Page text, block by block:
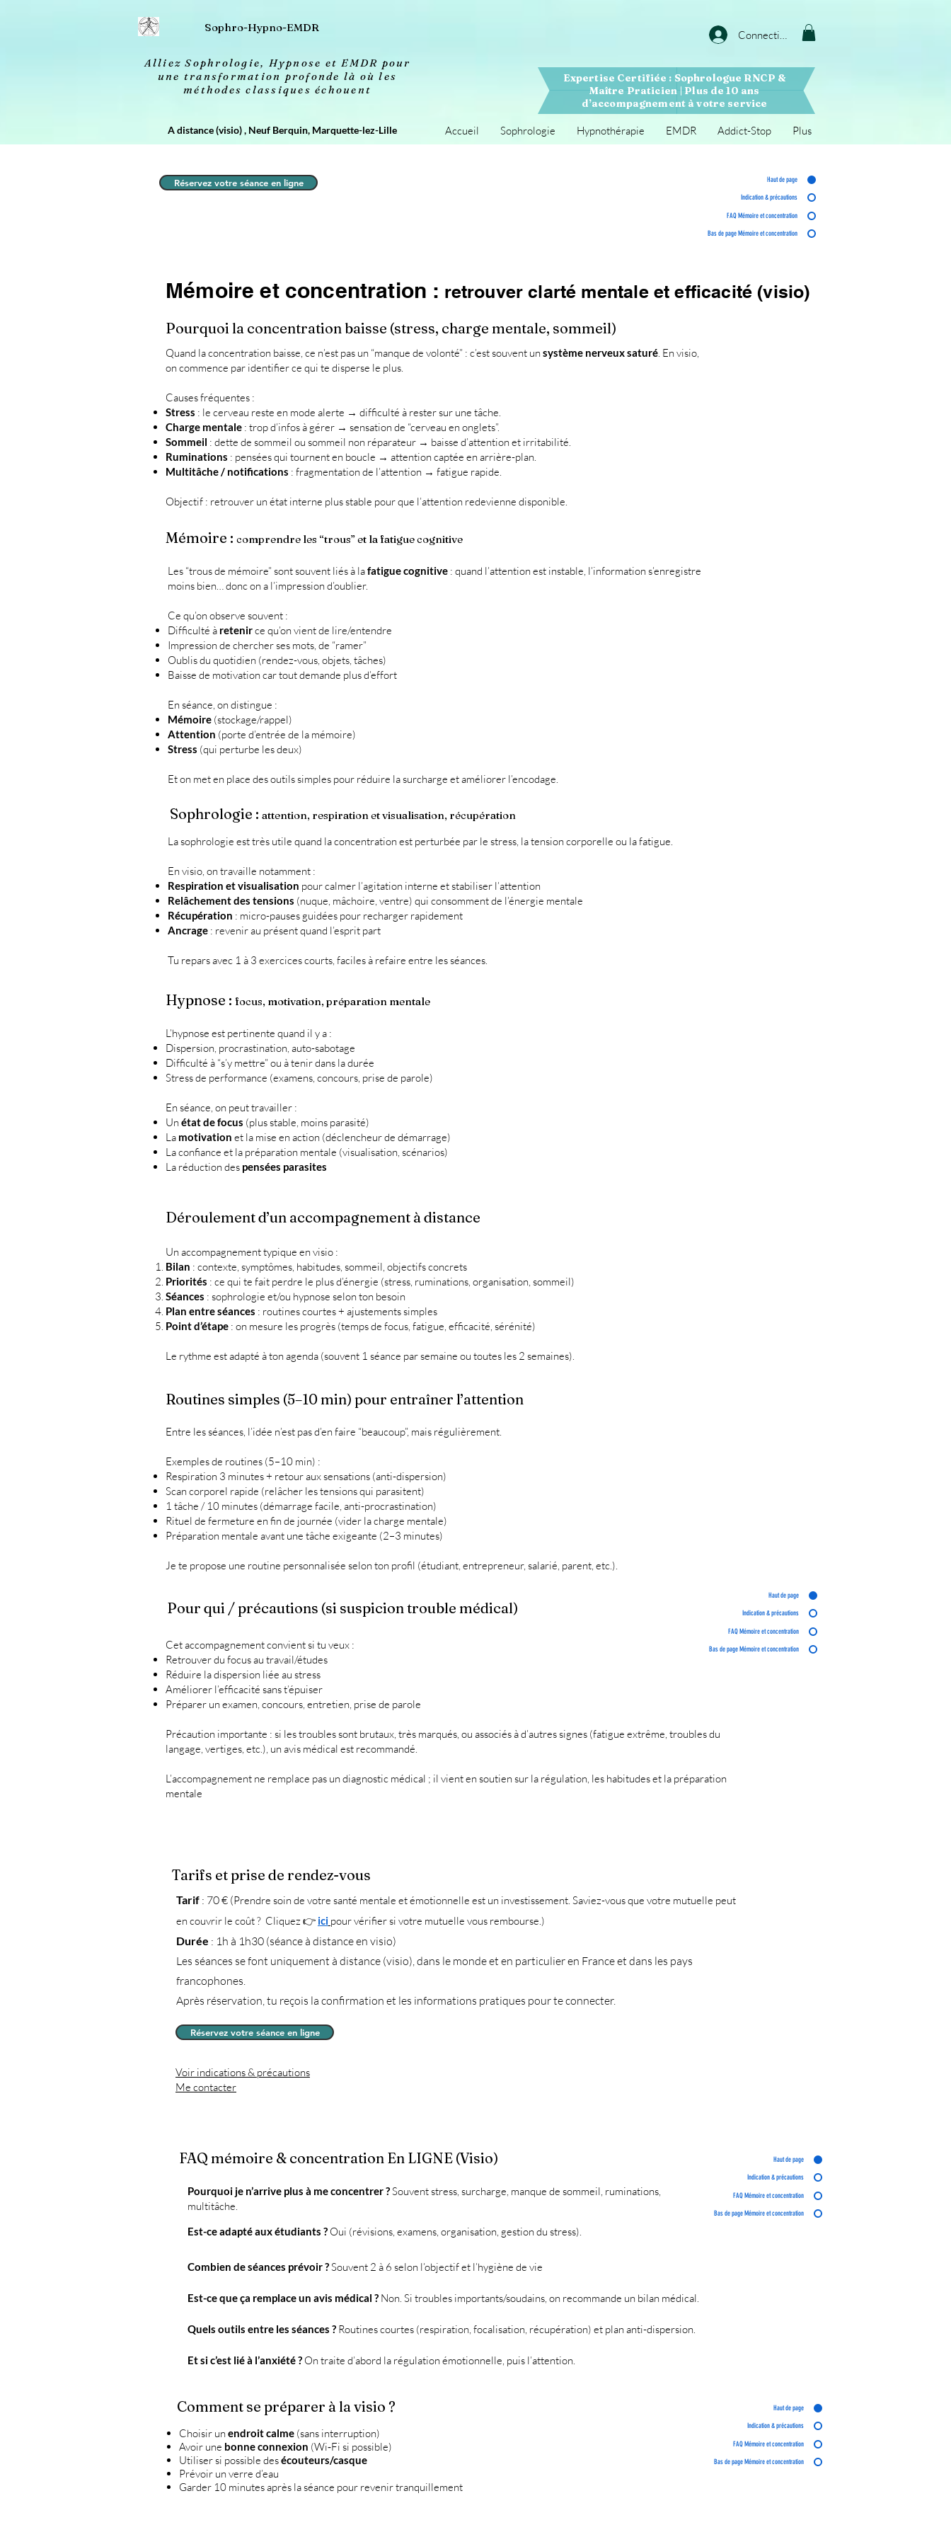
Sophro-Hypno-EMDR
Alliez Sophrologie, Hypnose et EMDR pour
une transformation profonde là où les
méthodes classiques échouent
Connection
Expertise Certifiée : Sophrologue RNCP &
Maître Praticien | Plus de 10 ans
d’accompagnement à votre service
A distance (visio) , Neuf Berquin, Marquette-lez-Lille Accueil Sophrologie Hypnothérapie EMDR Addict-Stop Plus
Réservez votre séance en ligne Haut de page
Indication & précautions
FAQ Mémoire et concentration
Bas de page Mémoire et concentration
Mémoire et concentration : retrouver clarté mentale et efficacité (visio)
Pourquoi la concentration baisse (stress, charge mentale, sommeil)
Quand la concentration baisse, ce n’est pas un “manque de volonté” : c’est souvent un système nerveux saturé. En visio,
on commence par identifier ce qui te disperse le plus.
Causes fréquentes :
Stress : le cerveau reste en mode alerte → difficulté à rester sur une tâche.
Charge mentale : trop d’infos à gérer → sensation de “cerveau en onglets”.
Sommeil : dette de sommeil ou sommeil non réparateur → baisse d’attention et irritabilité.
Ruminations : pensées qui tournent en boucle → attention captée en arrière-plan.
Multitâche / notifications : fragmentation de l’attention → fatigue rapide.
Objectif : retrouver un état interne plus stable pour que l’attention redevienne disponible.
Mémoire : comprendre les “trous” et la fatigue cognitive
Les “trous de mémoire” sont souvent liés à lafatigue cognitive : quand l’attention est instable, l’information s’enregistre
moins bien… donc on a l’impression d’oublier.
Ce qu’on observe souvent :
Difficulté à retenirce qu’on vient de lire/entendre
Impression de chercher ses mots, de “ramer”
Oublis du quotidien (rendez-vous, objets, tâches)
Baisse de motivation car tout demande plus d’effort
En séance, on distingue :
Mémoire (stockage/rappel)
Attention (porte d’entrée de la mémoire)
Stress (qui perturbe les deux)
Et on met en place des outils simples pour réduire la surcharge et améliorer l’encodage.
Sophrologie : attention, respiration et visualisation, récupération
La sophrologie est très utile quand la concentration est perturbée par le stress, la tension corporelle ou la fatigue.
En visio, on travaille notamment :
Respiration et visualisation pour calmer l’agitation interne et stabiliser l’attention
Relâchement des tensions (nuque, mâchoire, ventre) qui consomment de l’énergie mentale
Récupération : micro-pauses guidées pour recharger rapidement
Ancrage : revenir au présent quand l’esprit part
Tu repars avec 1 à 3 exercices courts, faciles à refaire entre les séances.
Hypnose : focus, motivation, préparation mentale
L’hypnose est pertinente quand il y a :
Dispersion, procrastination, auto-sabotage
Difficulté à “s’y mettre” ou à tenir dans la durée
Stress de performance (examens, concours, prise de parole)
En séance, on peut travailler :
Un état de focus (plus stable, moins parasité)
La motivation et la mise en action (déclencheur de démarrage)
La confiance et la préparation mentale (visualisation, scénarios)
La réduction des pensées parasites
Déroulement d’un accompagnement à distance
Un accompagnement typique en visio :
Bilan : contexte, symptômes, habitudes, sommeil, objectifs concrets
Priorités : ce qui te fait perdre le plus d’énergie (stress, ruminations, organisation, sommeil)
Séances : sophrologie et/ou hypnose selon ton besoin
Plan entre séances : routines courtes + ajustements simples
Point d’étape : on mesure les progrès (temps de focus, fatigue, efficacité, sérénité)
Le rythme est adapté à ton agenda (souvent 1 séance par semaine ou toutes les 2 semaines).
Routines simples (5–10 min) pour entraîner l’attention
Entre les séances, l’idée n’est pas d’en faire “beaucoup”, mais régulièrement.
Exemples de routines (5–10 min) :
Respiration 3 minutes + retour aux sensations (anti-dispersion)
Scan corporel rapide (relâcher les tensions qui parasitent)
1 tâche / 10 minutes (démarrage facile, anti-procrastination)
Rituel de fermeture en fin de journée (vider la charge mentale)
Préparation mentale avant une tâche exigeante (2–3 minutes)
Je te propose une routine personnalisée selon ton profil (étudiant, entrepreneur, salarié, parent, etc.).
Pour qui / précautions (si suspicion trouble médical)
Cet accompagnement convient si tu veux :
Retrouver du focus au travail/études
Réduire la dispersion liée au stress
Améliorer l’efficacité sans t’épuiser
Préparer un examen, concours, entretien, prise de parole
Précaution importante : si les troubles sont brutaux, très marqués, ou associés à d’autres signes (fatigue extrême, troubles du
langage, vertiges, etc.), un avis médical est recommandé.
L’accompagnement ne remplace pas un diagnostic médical ; il vient en soutien sur la régulation, les habitudes et la préparation
mentale
Haut de page
Indication & précautions
FAQ Mémoire et concentration
Bas de page Mémoire et concentration
Tarifs et prise de rendez-vous
Tarif : 70 € (Prendre soin de votre santé mentale et émotionnelle est un investissement. Saviez-vous que votre mutuelle peut
en couvrir le coût ? Cliquez 👉 ici pour vérifier si votre mutuelle vous rembourse.)
Durée : 1h à 1h30 (séance à distance en visio)
Les séances se font uniquement à distance (visio), dans le monde et en particulier en France et dans les pays
francophones.
Après réservation, tu reçois la confirmation et les informations pratiques pour te connecter.
Réservez votre séance en ligne
Voir indications & précautions
Me contacter
FAQ mémoire & concentration En LIGNE (Visio)
Pourquoi je n’arrive plus à me concentrer ?Souvent stress, surcharge, manque de sommeil, ruminations,
multitâche.
Haut de page
Indication & précautions
FAQ Mémoire et concentration
Bas de page Mémoire et concentration
Est-ce adapté aux étudiants ? Oui (révisions, examens, organisation, gestion du stress).
Combien de séances prévoir ?Souvent 2 à 6 selon l’objectif et l’hygiène de vie
Est-ce que ça remplace un avis médical ? Non. Si troubles importants/soudains, on recommande un bilan médical.
Quels outils entre les séances ? Routines courtes (respiration, focalisation, récupération) et plan anti-dispersion.
Et si c’est lié à l’anxiété ? On traite d’abord la régulation émotionnelle, puis l’attention.
Comment se préparer à la visio ?
Choisir un endroit calme (sans interruption)
Avoir une bonne connexion (Wi‑Fi si possible)
Utiliser si possible desécouteurs/casque
Prévoir un verre d’eau
Garder 10 minutes après la séance pour revenir tranquillement
Haut de page
Indication & précautions
FAQ Mémoire et concentration
Bas de page Mémoire et concentration